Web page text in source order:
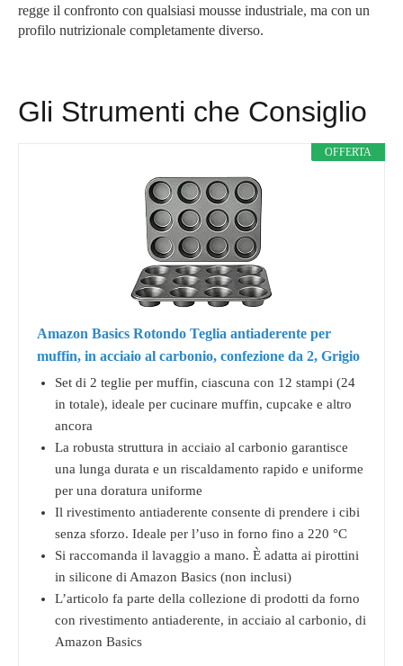
regge il confronto con qualsiasi mousse industriale, ma con un
profilo nutrizionale completamente diverso.
Gli Strumenti che Consiglio
OFFERTA
Amazon Basics Rotondo Teglia antiaderente per
muffin, in acciaio al carbonio, confezione da 2, Grigio
Set di 2 teglie per muffin, ciascuna con 12 stampi (24
in totale), ideale per cucinare muffin, cupcake e altro
ancora
La robusta struttura in acciaio al carbonio garantisce
una lunga durata e un riscaldamento rapido e uniforme
per una doratura uniforme
Il rivestimento antiaderente consente di prendere i cibi
senza sforzo. Ideale per l’uso in forno fino a 220 °C
Si raccomanda il lavaggio a mano. È adatta ai pirottini
in silicone di Amazon Basics (non inclusi)
L’articolo fa parte della collezione di prodotti da forno
con rivestimento antiaderente, in acciaio al carbonio, di
Amazon Basics